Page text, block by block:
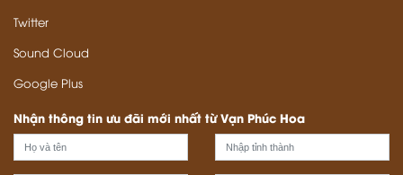
Twitter
Sound Cloud
Google Plus
Nhận thông tin ưu đãi mới nhất từ Vạn Phúc Hoa